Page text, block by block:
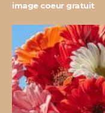
image coeur gratuit